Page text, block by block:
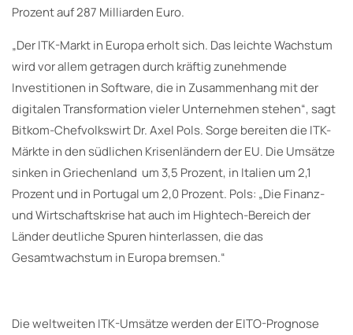
Prozent auf 287 Milliarden Euro.
„Der ITK-Markt in Europa erholt sich. Das leichte Wachstum
wird vor allem getragen durch kräftig zunehmende
Investitionen in Software, die in Zusammenhang mit der
digitalen Transformation vieler Unternehmen stehen“, sagt
Bitkom-Chefvolkswirt Dr. Axel Pols. Sorge bereiten die ITK-
Märkte in den südlichen Krisenländern der EU. Die Umsätze
sinken in Griechenland um 3,5 Prozent, in Italien um 2,1
Prozent und in Portugal um 2,0 Prozent. Pols: „Die Finanz-
und Wirtschaftskrise hat auch im Hightech-Bereich der
Länder deutliche Spuren hinterlassen, die das
Gesamtwachstum in Europa bremsen.“
Die weltweiten ITK-Umsätze werden der EITO-Prognose